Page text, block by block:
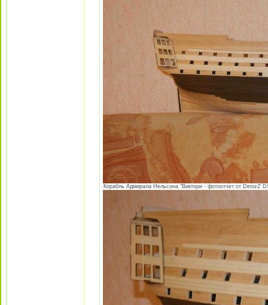
Корабль Адмирала Нельсона "Виктори - фотоотчет от DenizZ